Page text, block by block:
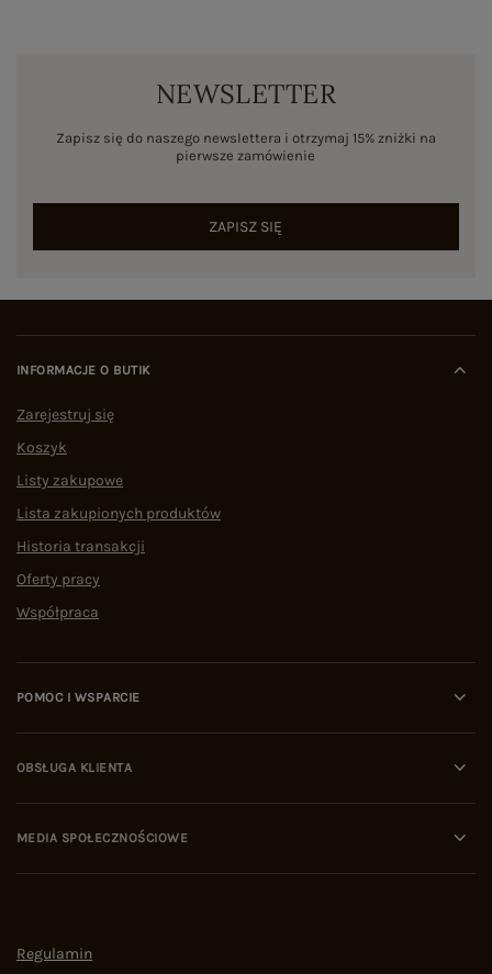
NEWSLETTER
Zapisz się do naszego newslettera i otrzymaj 15% zniżki na
pierwsze zamówienie
ZAPISZ SIĘ
INFORMACJE O BUTIK
Zarejestruj się
Koszyk
Listy zakupowe
Lista zakupionych produktów
Historia transakcji
Oferty pracy
Współpraca
POMOC I WSPARCIE
OBSŁUGA KLIENTA
MEDIA SPOŁECZNOŚCIOWE
Regulamin